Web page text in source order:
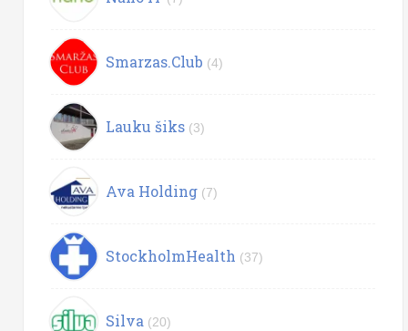
Smarzas.Club (4)
Lauku šiks (3)
Ava Holding (7)
StockholmHealth (37)
Silva (20)